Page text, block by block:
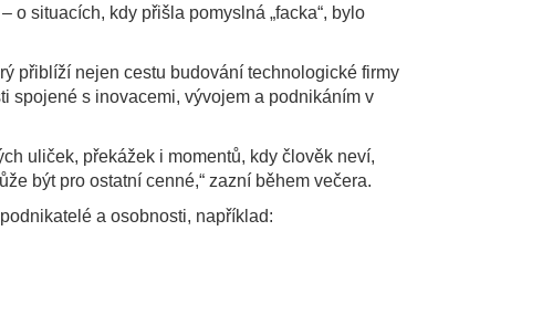
o situacích, kdy přišla pomyslná „facka“, bylo
přiblíží nejen cestu budování technologické firmy
spojené s inovacemi, vývojem a podnikáním v
uliček, překážek i momentů, kdy člověk neví,
být pro ostatní cenné,“ zazní během večera.
a osobnosti, například: